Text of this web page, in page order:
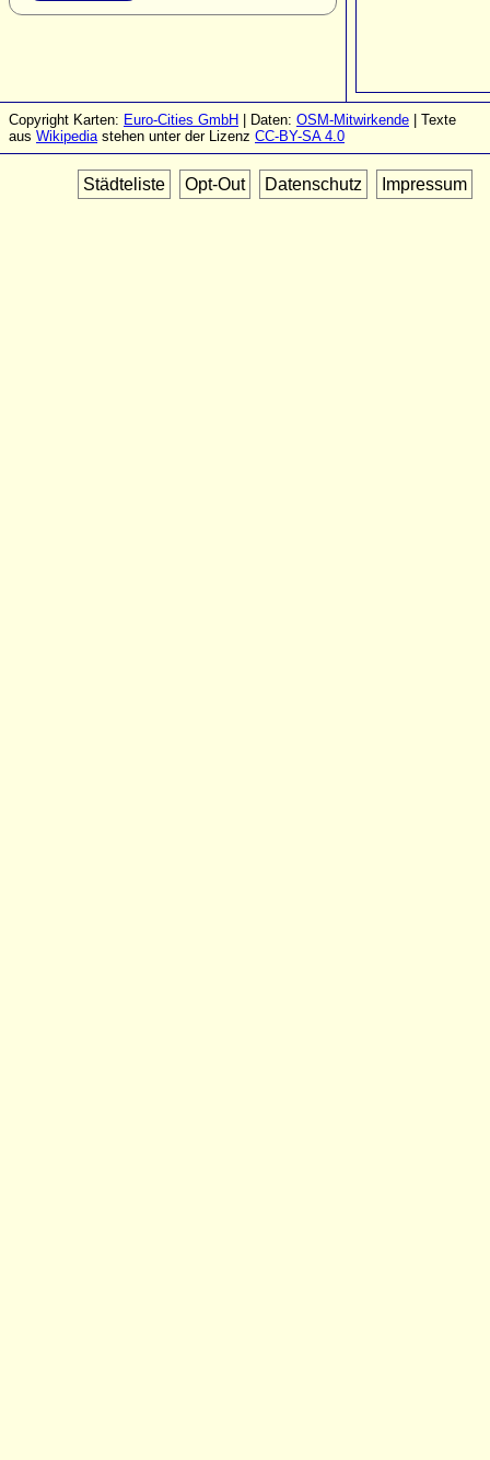
Copyright Karten: Euro-Cities GmbH | Daten: OSM-Mitwirkende | Texte
aus Wikipediastehen unter der Lizenz CC-BY-SA 4.0
Städteliste Opt-Out Datenschutz Impressum